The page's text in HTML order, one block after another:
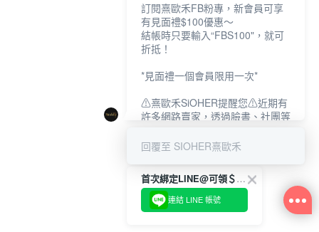
首次綁定LINE@可領＄100折扣優惠
連結 LINE 帳號
訂閱熹歐禾FB粉專，新會員可享
有見面禮$100優惠～
結帳時只要輸入“FBS100"，就可
折抵！
*見面禮一個會員限用一次*
⚠熹歐禾SiOHER提醒您⚠近期有
許多網路賣家，透過臉書、社團等
SiOHER』品牌授權、或有內部管
消費者上當及受害。
如有疑慮請至官網先訂單查尋如
〝TM / TS / TG〞開頭,都是我們
回覆至 SIOHER熹歐禾